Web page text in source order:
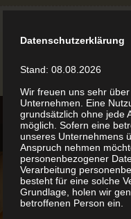
Datenschutzerklärung
Stand: 08.08.2026
Wir freuen uns sehr
Unternehmen. Eine
grundsätzlich ohne jede
möglich. Sofern eine
unseres Unternehmens
Anspruch nehmen
personenbezogener
Verarbeitung
besteht für eine solche
Grundlage, holen wir
betroffenen Person ein.